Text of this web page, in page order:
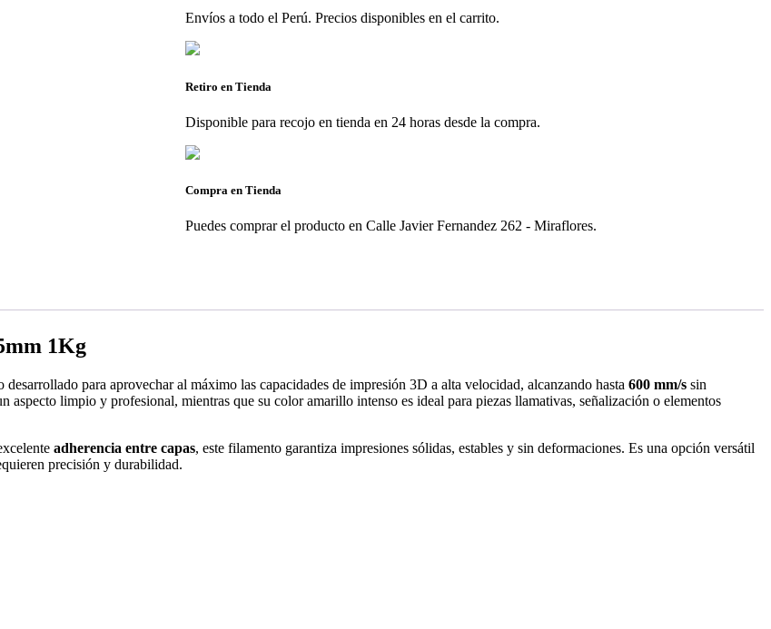
Envíos a todo el Perú. Precios disponibles en el carrito.
Retiro en Tienda
Disponible para recojo en tienda en 24 horas desde la compra.
Compra en Tienda
Puedes comprar el producto en Calle Javier Fernandez 262 - Miraflores.
1Kg
para aprovechar al máximo las capacidades de impresión 3D a alta velocidad, alcanzando hasta 600 mm/s sin
aspecto limpio y profesional, mientras que su color amarillo intenso es ideal para piezas llamativas, señalización o elementos
adherencia entre capas, este filamento garantiza impresiones sólidas, estables y sin deformaciones. Es una opción versátil
precisión y durabilidad.